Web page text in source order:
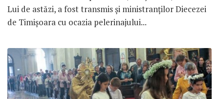
Lui de astăzi, a fost transmis și ministranților Diecezei
de Timișoara cu ocazia pelerinajului...